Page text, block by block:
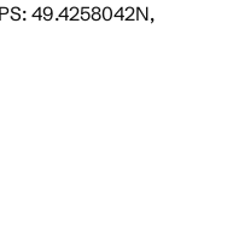
49.4258042N,